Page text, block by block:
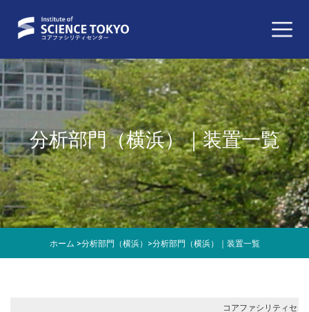
ホーム >分析部門（横浜） >分析部門（横浜）｜装置一覧
分析部門（横浜）｜装置一覧
コアファシリティセ